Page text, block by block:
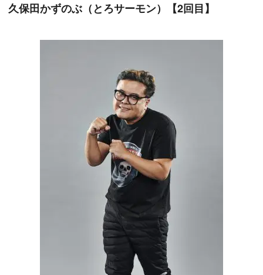
久保田かずのぶ（とろサーモン）【2回目】